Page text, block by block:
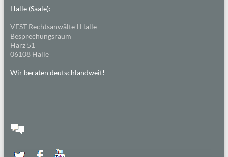
Halle (Saale):
VEST Rechtsanwälte I Halle
Besprechungsraum
Harz 51
06108 Halle
Wir beraten deutschlandweit!